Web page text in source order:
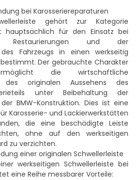
bei Karosseriereparaturen
gehört zur Kategorie
hauptsächlich für den Einsatz bei
Restaurierungen und der
des Fahrzeugs in einen werkseitig
Der gebrauchte Charakter
die wirtschaftliche
des originalen Aussehens des
unter Beibehaltung der
BMW-Konstruktion. Dies ist eine
Karosserie- und Lackierwerkstätten
die eine beschädigte Leiste
ohne auf den werkseitigen
zu verzichten.
einer originalen Schwellerleiste
werkseitigen Schwellerleiste bei
eine Reihe messbarer Vorteile: